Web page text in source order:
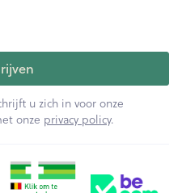
u zich in voor onze
onze privacy policy.